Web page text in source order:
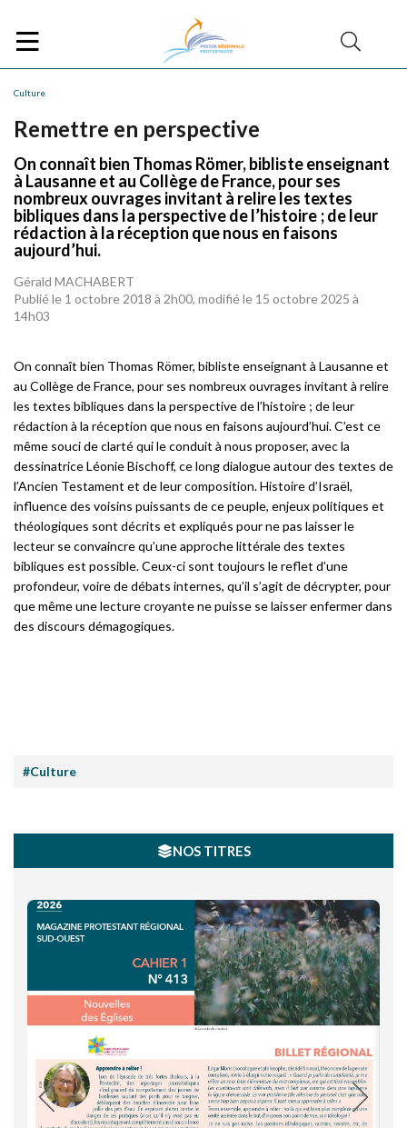
Culture
Remettre en perspective
On connaît bien Thomas Römer, bibliste enseignant
à Lausanne et au Collège de France, pour ses
nombreux ouvrages invitant à relire les textes
bibliques dans la perspective de l’histoire ; de leur
rédaction à la réception que nous en faisons
aujourd’hui.
Gérald MACHABERT
Publié le 1 octobre 2018 à 2h00, modifié le 15 octobre 2025 à
14h03
On connaît bien Thomas Römer, bibliste enseignant à Lausanne et
au Collège de France, pour ses nombreux ouvrages invitant à relire
les textes bibliques dans la perspective de l’histoire ; de leur
rédaction à la réception que nous en faisons aujourd’hui. C’est ce
même souci de clarté qui le conduit à nous proposer, avec la
dessinatrice Léonie Bischoff, ce long dialogue autour des textes de
l’Ancien Testament et de leur composition. Histoire d’Israël,
influence des voisins puissants de ce peuple, enjeux politiques et
théologiques sont décrits et expliqués pour ne pas laisser le
lecteur se convaincre qu’une approche littérale des textes
bibliques est possible. Ceux-ci sont toujours le reflet d’une
profondeur, voire de débats internes, qu’il s’agit de décrypter, pour
que même une lecture croyante ne puisse se laisser enfermer dans
des discours démagogiques.
#Culture
NOS TITRES